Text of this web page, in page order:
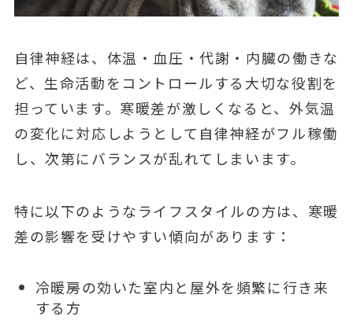
自律神経は、体温・血圧・代謝・内臓の働きな
ど、生命活動をコントロールする大切な役割を
担っています。寒暖差が激しくなると、外気温
の変化に対応しようとして自律神経がフル稼働
し、次第にバランスが乱れてしまいます。
特に以下のようなライフスタイルの方は、寒暖
差の影響を受けやすい傾向があります：
冷暖房の効いた室内と屋外を頻繁に行き来
する方